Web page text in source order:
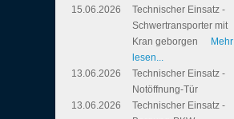
15.06.2026
Technischer Einsatz -
Schwertransporter mit
Kran geborgen
Mehr
lesen...
13.06.2026
Technischer Einsatz -
Notöffnung-Tür
13.06.2026
Technischer Einsatz -